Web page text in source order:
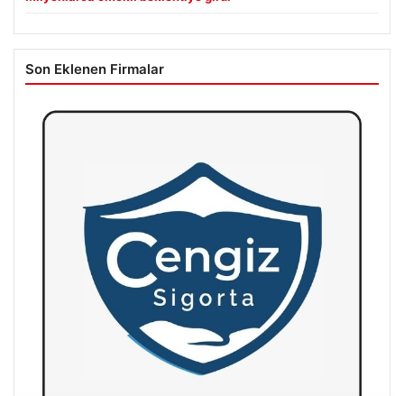
Son Eklenen Firmalar